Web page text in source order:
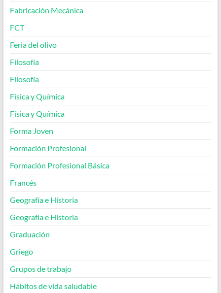
Fabricación Mecánica
FCT
Feria del olivo
Filosofía
Filosofía
Física y Química
Física y Química
Forma Joven
Formación Profesional
Formación Profesional Básica
Francés
Geografía e Historia
Geografía e Historia
Graduación
Griego
Grupos de trabajo
Hábitos de vida saludable